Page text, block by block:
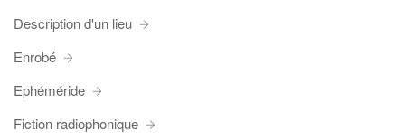
Description d'un lieu
Enrobé
Ephéméride
Fiction radiophonique